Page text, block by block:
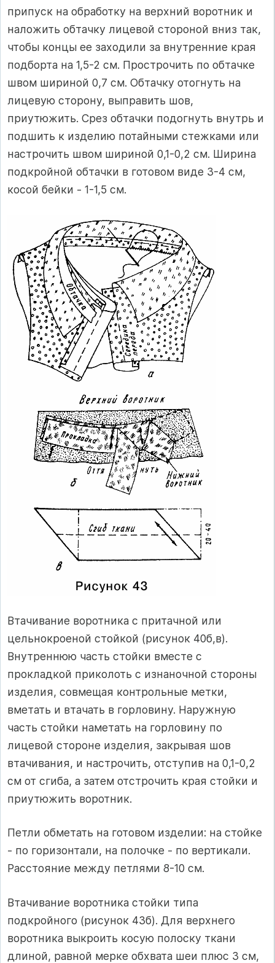
припуск на обработку на верхний воротник и
наложить обтачку лицевой стороной вниз так,
чтобы концы ее заходили за внутренние края
подборта на 1,5-2 см. Прострочить по обтачке
швом шириной 0,7 см. Обтачку отогнуть на
лицевую сторону, выправить шов,
приутюжить. Срез обтачки подогнуть внутрь и
подшить к изделию потайными стежками или
настрочить швом шириной 0,1-0,2 см. Ширина
подкройной обтачки в готовом виде 3-4 см,
косой бейки - 1-1,5 см.
Втачивание воротника с притачной или
цельнокроеной стойкой (рисунок 40б,в).
Внутреннюю часть стойки вместе с
прокладкой приколоть с изнаночной стороны
изделия, совмещая контрольные метки,
вметать и втачать в горловину. Наружную
часть стойки наметать на горловину по
лицевой стороне изделия, закрывая шов
втачивания, и настрочить, отступив на 0,1-0,2
см от сгиба, а затем отстрочить края стойки и
приутюжить воротник.
Петли обметать на готовом изделии: на стойке
- по горизонтали, на полочке - по вертикали.
Расстояние между петлями 8-10 см.
Втачивание воротника стойки типа
подкройного (рисунок 43б). Для верхнего
воротника выкроить косую полоску ткани
длиной, равной мерке обхвата шеи плюс 3 см,